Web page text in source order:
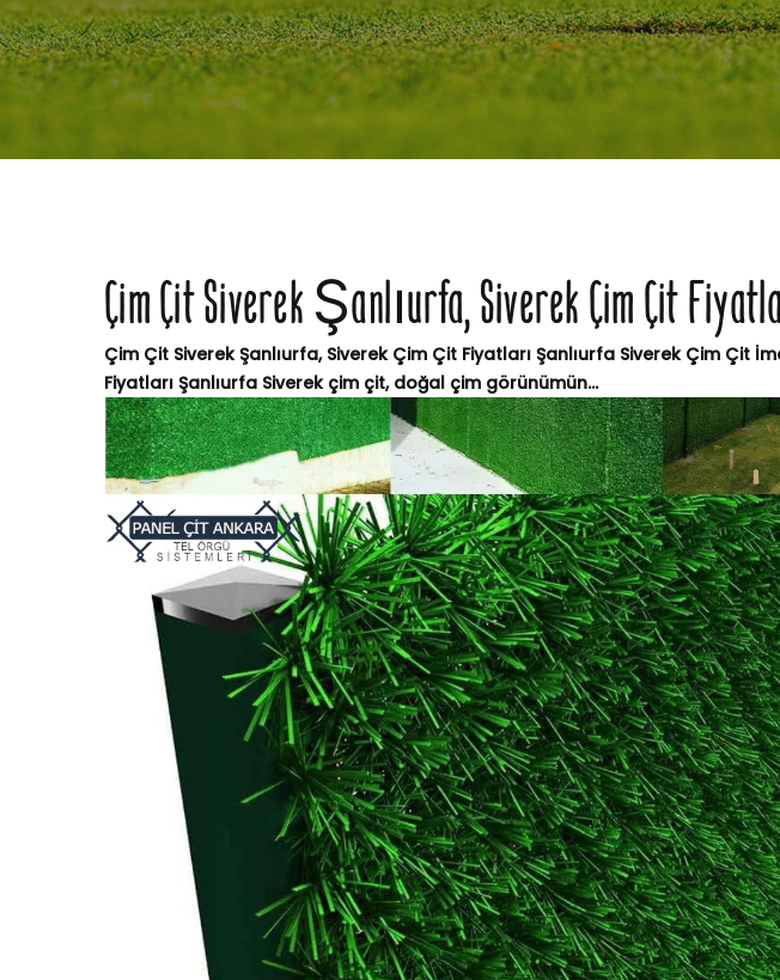
Çim Çit Siverek Şanlıurfa, Siverek Çim Çit
Çim Çit Siverek Şanlıurfa, Siverek Çim Çit Fiyatları Şanlıurfa Siverek Çim Çit
Fiyatları Şanlıurfa Siverek çim çit, doğal çim görünümün...